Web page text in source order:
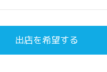
出店を希望する